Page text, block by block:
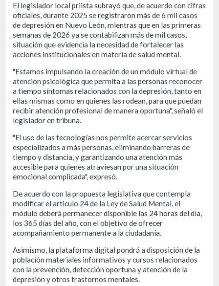
El legislador local priista subrayó que, de acuerdo con cifras
oficiales, durante 2025 se registraron más de 6 mil casos
de depresión en Nuevo León, mientras que en las primeras
semanas de 2026 ya se contabilizan más de mil casos,
situación que evidencia la necesidad de fortalecer las
acciones institucionales en materia de salud mental.
"Estamos impulsando la creación de un módulo virtual de
atención psicológica que permita a las personas reconocer
a tiempo síntomas relacionados con la depresión, tanto en
ellas mismas como en quienes las rodean, para que puedan
recibir atención profesional de manera oportuna", señaló el
legislador en tribuna.
"El uso de las tecnologías nos permite acercar servicios
especializados a más personas, eliminando barreras de
tiempo y distancia, y garantizando una atención más
accesible para quienes atraviesan por una situación
emocional complicada", expresó.
De acuerdo con la propuesta legislativa que contempla
modificar el articulo 24 de la Ley de Salud Mental, el
módulo deberá permanecer disponible las 24 horas del día,
los 365 días del año, con el objetivo de ofrecer
acompañamiento permanente a la ciudadanía.
Asimismo, la plataforma digital pondrá a disposición de la
población materiales informativos y cursos relacionados
con la prevención, detección oportuna y atención de la
depresión y otros trastornos mentales.